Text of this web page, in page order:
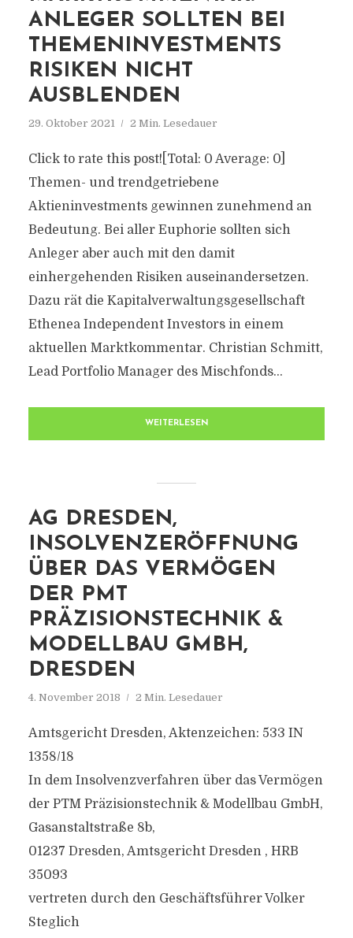
ANLEGER SOLLTEN BEI
THEMENINVESTMENTS
RISIKEN NICHT
AUSBLENDEN
29. Oktober 2021 2 Min. Lesedauer
Click to rate this post![Total: 0 Average: 0]
Themen- und trendgetriebene
Aktieninvestments gewinnen zunehmend an
Bedeutung. Bei aller Euphorie sollten sich
Anleger aber auch mit den damit
einhergehenden Risiken auseinandersetzen.
Dazu rät die Kapitalverwaltungsgesellschaft
Ethenea Independent Investors in einem
aktuellen Marktkommentar. Christian Schmitt,
Lead Portfolio Manager des Mischfonds...
WEITERLESEN
AG DRESDEN,
INSOLVENZERÖFFNUNG
ÜBER DAS VERMÖGEN
DER PMT
PRÄZISIONSTECHNIK &
MODELLBAU GMBH,
DRESDEN
4. November 2018 2 Min. Lesedauer
Amtsgericht Dresden, Aktenzeichen: 533 IN
1358/18
In dem Insolvenzverfahren über das Vermögen
der PTM Präzisionstechnik & Modellbau GmbH,
Gasanstaltstraße 8b,
01237 Dresden, Amtsgericht Dresden , HRB
35093
vertreten durch den Geschäftsführer Volker
Steglich